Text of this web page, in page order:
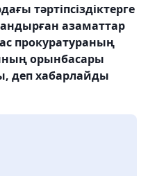
тәртіпсіздіктерге
азаматтар
прокуратураның
орынбасары
деп хабарлайды